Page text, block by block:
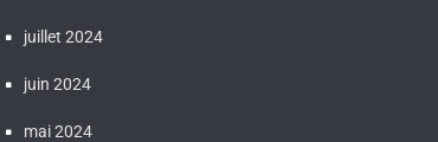
juillet 2024
juin 2024
mai 2024